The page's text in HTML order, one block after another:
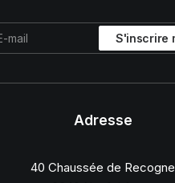
Adresse
40 Chaussée de Recogne